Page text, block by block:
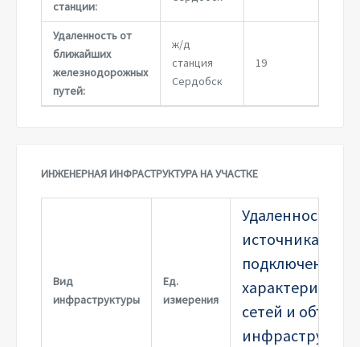
станции:
Удаленность от
ближайших
железнодорожных
путей:
ж/д
станция
Сердобск
19
ИНЖЕНЕРНАЯ ИНФРАСТРУКТУРА НА УЧАСТКЕ
Вид
инфраструктуры
Ед.
измерения
Удаленность
источника
подключения,
характеристика
сетей и